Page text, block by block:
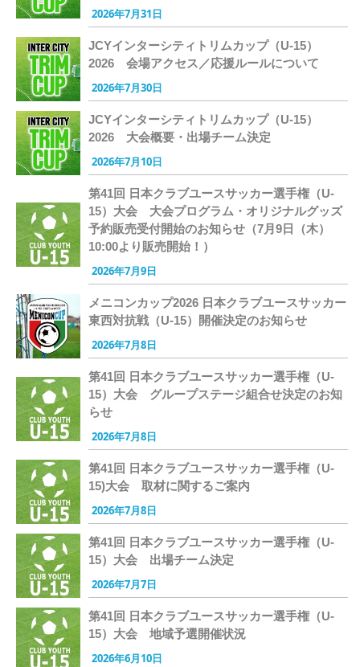
2026年7月31日
JCYインターシティトリムカップ（U-15）
2026 会場アクセス／応援ルールについて
2026年7月30日
JCYインターシティトリムカップ（U-15）
2026 大会概要・出場チーム決定
2026年7月10日
第41回 日本クラブユースサッカー選手権（U-
15）大会 大会プログラム・オリジナルグッズ
予約販売受付開始のお知らせ（7月9日（木）
10:00より販売開始！）
2026年7月9日
メニコンカップ2026 日本クラブユースサッカー
東西対抗戦（U-15）開催決定のお知らせ
2026年7月8日
第41回 日本クラブユースサッカー選手権（U-
15）大会 グループステージ組合せ決定のお知
らせ
2026年7月8日
第41回 日本クラブユースサッカー選手権（U-
15)大会 取材に関するご案内
2026年7月8日
第41回 日本クラブユースサッカー選手権（U-
15）大会 出場チーム決定
2026年7月7日
第41回 日本クラブユースサッカー選手権（U-
15）大会 地域予選開催状況
2026年6月10日